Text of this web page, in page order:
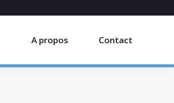
A propos Contact